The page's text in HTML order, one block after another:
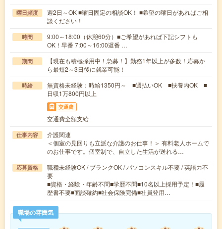
曜日頻度
週2日～OK ■曜日固定の相談OK！ ■希望の曜日があればご相
談ください！
時間
9:00～18:00（休憩60分）■ご希望があれば下記シフトも
OK！早番 7:00～16:00遅番 …
期間
【現在も積極採用中！急募！】勤務1年以上が多数！応募か
ら最短2～3日後に就業可能！
時給
無資格未経験：時給1350円～ ■週払いOK ■扶養内OK ■
日収1万800円以上
交通費
交通費全額支給
仕事内容
介護関連
＜個室の見回りも立派な介護のお仕事！＞ 有料老人ホームで
のお仕事です。個室制で、自立した生活が送れる…
応募資格
職種未経験OK / ブランクOK / パソコンスキル不要 / 英語力不
要
■資格・経験・年齢不問■学歴不問■10名以上採用予定！■履
歴書不要■面談確約■社会保険完備■社員登用…
職場の雰囲気